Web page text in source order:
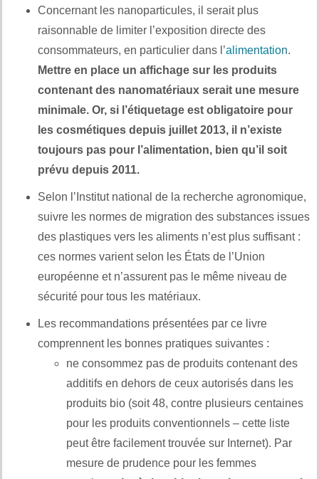
Concernant les nanoparticules, il serait plus
raisonnable de limiter l’exposition directe des
consommateurs, en particulier dans l’alimentation.
Mettre en place un affichage sur les produits
contenant des nanomatériaux serait une mesure
minimale. Or, si l’étiquetage est obligatoire pour
les cosmétiques depuis juillet 2013, il n’existe
toujours pas pour l’alimentation, bien qu’il soit
prévu depuis 2011.
Selon l’Institut national de la recherche agronomique,
suivre les normes de migration des substances issues
des plastiques vers les aliments n’est plus suffisant :
ces normes varient selon les États de l’Union
européenne et n’assurent pas le même niveau de
sécurité pour tous les matériaux.
Les recommandations présentées par ce livre
comprennent les bonnes pratiques suivantes :
ne consommez pas de produits contenant des
additifs en dehors de ceux autorisés dans les
produits bio (soit 48, contre plusieurs centaines
pour les produits conventionnels – cette liste
peut être facilement trouvée sur Internet). Par
mesure de prudence pour les femmes